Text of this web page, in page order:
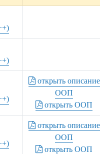
открыть описание
ООП
открыть ООП
открыть описание
ООП
открыть ООП